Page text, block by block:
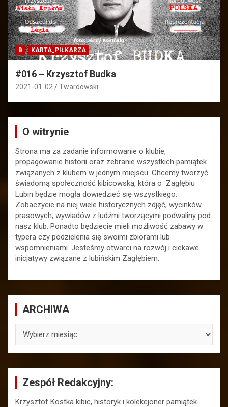
B KARTA_PIŁKARZA
#016 – Krzysztof Budka
2021-01-02 Twardowski
O witrynie
Strona ma za zadanie informowanie o klubie,
propagowanie historii oraz zebranie wszystkich pamiątek
związanych z klubem w jednym miejscu. Chcemy tworzyć
świadomą społeczność kibicowską, która o Zagłębiu
Lubin będzie mogła dowiedzieć się wszystkiego.
Zobaczycie na niej wiele historycznych zdjęć, wycinków
prasowych, wywiadów z ludźmi tworzącymi podwaliny pod
nasz klub. Ponadto będziecie mieli możliwość zabawy w
typera czy podzielenia się swoimi zbiorami lub
wspomnieniami. Jesteśmy otwarci na rozwój i ciekawe
inicjatywy związane z lubińskim Zagłębiem.
ARCHIWA
Zespół Redakcyjny:
Krzysztof Kostka kibic, historyk i kolekcjoner pamiątek